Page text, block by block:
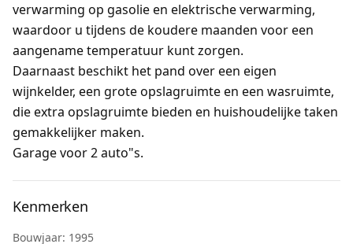
verwarming op gasolie en elektrische verwarming,
waardoor u tijdens de koudere maanden voor een
aangename temperatuur kunt zorgen.
Daarnaast beschikt het pand over een eigen
wijnkelder, een grote opslagruimte en een wasruimte,
die extra opslagruimte bieden en huishoudelijke taken
gemakkelijker maken.
Garage voor 2 auto"s.
Kenmerken
Bouwjaar: 1995